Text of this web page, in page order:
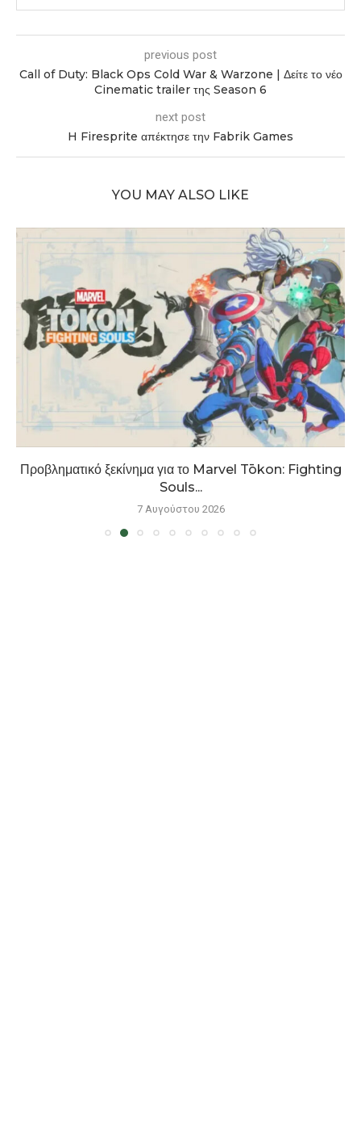
previous post
Call of Duty: Black Ops Cold War & Warzone | Δείτε το νέο
Cinematic trailer της Season 6
next post
H Firesprite απέκτησε την Fabrik Games
YOU MAY ALSO LIKE
Προβληματικό ξεκίνημα για το Marvel Tōkon: Fighting
Souls...
7 Αυγούστου 2026